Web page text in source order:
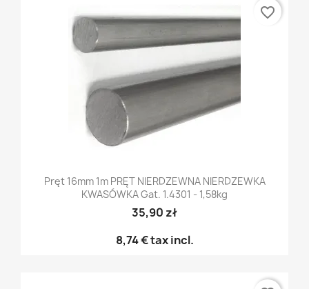
Pręt 16mm 1m PRĘT NIERDZEWNA NIERDZEWKA
KWASÓWKA Gat. 1.4301 - 1,58kg
35,90 zł
8,74 €tax incl.
favorite_border